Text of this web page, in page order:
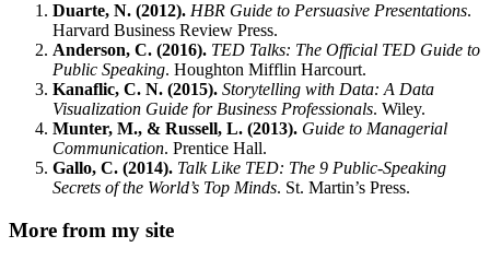
Duarte, N. (2012). HBR Guide to Persuasive Presentations.
Harvard Business Review Press.
Anderson, C. (2016). TED Talks: The Official TED Guide to
Public Speaking. Houghton Mifflin Harcourt.
Kanaflic, C. N. (2015). Storytelling with Data: A Data
Visualization Guide for Business Professionals. Wiley.
Munter, M., & Russell, L. (2013). Guide to Managerial
Communication. Prentice Hall.
Gallo, C. (2014). Talk Like TED: The 9 Public-Speaking
Secrets of the World’s Top Minds. St. Martin’s Press.
More from my site